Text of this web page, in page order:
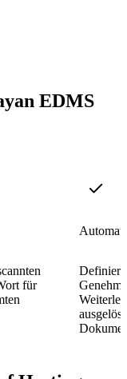
EDMS
für